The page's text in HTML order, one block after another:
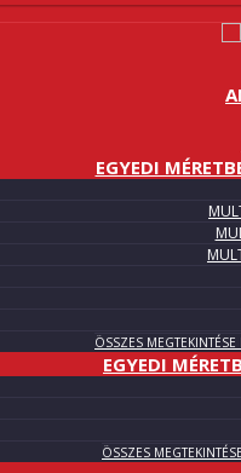
EGYEDI
ÖSSZES
EGYEDI
ÖSSZES